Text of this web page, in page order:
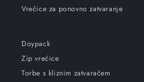
Vrećice za ponovno zatvaranje
Doypack
Zip vrećice
Torbe s kliznim zatvaračem